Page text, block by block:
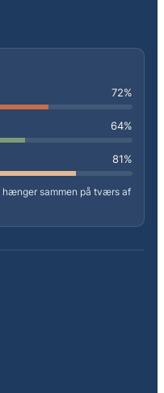
72%
64%
81%
hænger sammen på tværs af